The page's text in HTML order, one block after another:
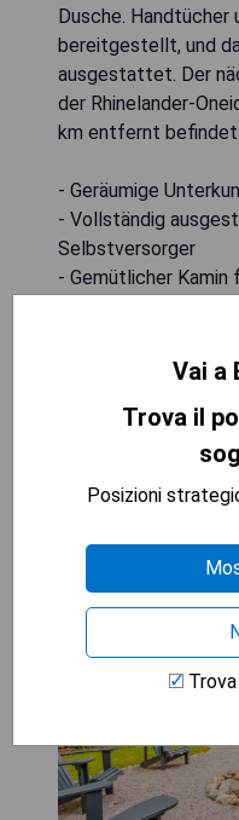
Dusche.
bereitgestellt, und
ausgestattet. Der
der Rhinelander-
km entfernt befindet.
- Geräumige
- Vollständig
Selbstversorger
- Gemütlicher
Vai a
Trova il
Posizioni